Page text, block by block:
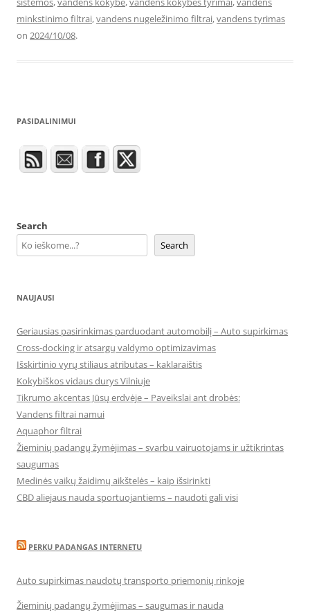
minkstinimo filtrai,vandens nugeležinimo filtrai,vandens tyrimas
on 2024/10/08.
PASIDALINIMUI
Search
Search
NAUJAUSI
Geriausias pasirinkimas parduodant automobilį – Auto supirkimas
Cross-docking ir atsargų valdymo optimizavimas
Išskirtinio vyrų stiliaus atributas – kaklaraištis
Kokybiškos vidaus durys Vilniuje
Tikrumo akcentas Jūsų erdvėje – Paveikslai ant drobės:
Vandens filtrai namui
Aquaphor filtrai
Žieminių padangų žymėjimas – svarbu vairuotojams ir užtikrintas
saugumas
Medinės vaikų žaidimų aikštelės – kaip išsirinkti
CBD aliejaus nauda sportuojantiems – naudoti gali visi
PERKU PADANGAS INTERNETU
Auto supirkimas naudotų transporto priemonių rinkoje
Žieminių padangų žymėjimas – saugumas ir nauda